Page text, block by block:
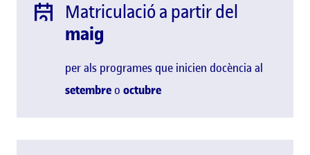
Matriculació a partir del
maig
per als programes que inicien docència al
setembreo octubre